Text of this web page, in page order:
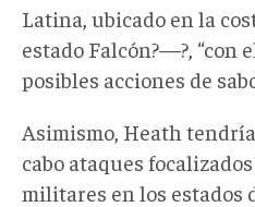
Latina, ubicado en la
estado Falcón?—?, “con
posibles acciones de
Asimismo, Heath
cabo ataques
militares en los estados